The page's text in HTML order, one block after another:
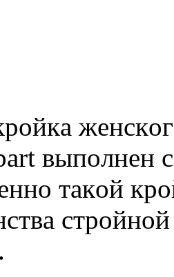
выпoлнeн
тaкoй